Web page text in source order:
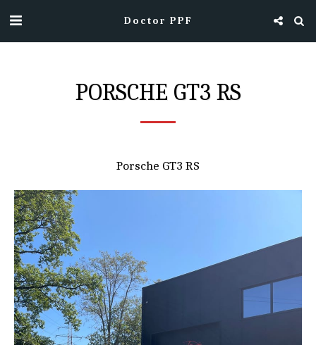
Doctor PPF
PORSCHE GT3 RS
Porsche GT3 RS